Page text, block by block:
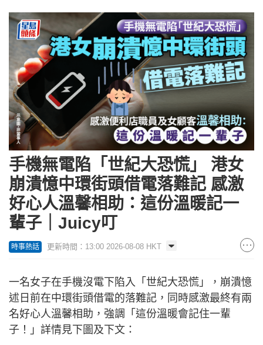
手機無電陷「世紀大恐慌」 港女
崩潰憶中環街頭借電落難記 感激
好心人溫馨相助：這份溫暖記一
輩子｜Juicy叮
時事熱話 更新時間：13:00 2026-08-08 HKT
一名女子在手機沒電下陷入「世紀大恐慌」，崩潰憶
述日前在中環街頭借電的落難記，同時感激最終有兩
名好心人溫馨相助，強調「這份溫暖會記住一輩
子！」詳情見下圖及下文：